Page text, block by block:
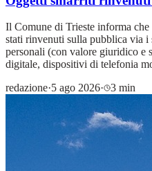
Il Comune di Trieste informa
stati rinvenuti sulla pubblica via i
personali (con valore giuridico e
digitale, dispositivi di telefonia
redazione·5 ago 2026· 3 min